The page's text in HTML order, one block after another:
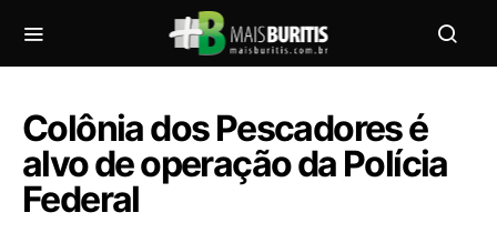
Colônia dos Pescadores é
alvo de operação da Polícia
Federal